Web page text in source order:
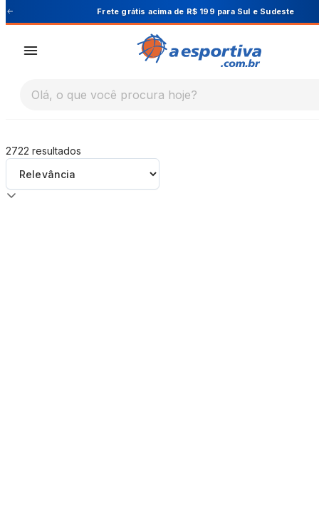
A Esportiva Frete grátis acima de R$ 199 para Sul e Sudeste
Olá, o que você procura hoje?
2722 resultados